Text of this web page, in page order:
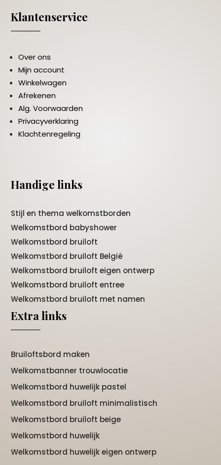
Klantenservice
Over ons
Mijn account
Winkelwagen
Afrekenen
Alg. Voorwaarden
Privacyverklaring
Klachtenregeling
Handige links
Stijl en thema welkomstborden
Welkomstbord babyshower
Welkomstbord bruiloft
Welkomstbord bruiloft België
Welkomstbord bruiloft eigen ontwerp
Welkomstbord bruiloft entree
Welkomstbord bruiloft met namen
Extra links
Bruiloftsbord maken
Welkomstbanner trouwlocatie
Welkomstbord huwelijk pastel
Welkomstbord bruiloft minimalistisch
Welkomstbord bruiloft beige
Welkomstbord huwelijk
Welkomstbord huwelijk eigen ontwerp